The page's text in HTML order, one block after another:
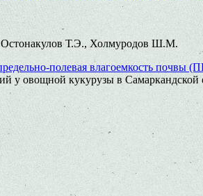
Остонакулов Т.Э., Холмуродов Ш.М.
полевая влагоемкость почвы
у овощной кукурузы в Самаркандской